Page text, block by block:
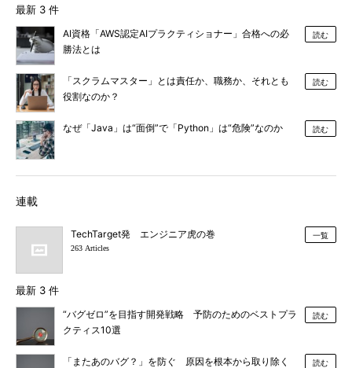
最新 3 件
AI資格「AWS認定AIプラクティショナー」合格への必
勝法とは
読む
「スクラムマスター」とは責任か、職務か、それとも
役割なのか？
読む
なぜ「Java」は“面倒”で「Python」は“危険”なのか 読む
連載
TechTarget発 エンジニア虎の巻
263 Articles
一覧
最新 3 件
“バグゼロ”を目指す開発戦略 予防のためのベストプラ
クティス10選
読む
「またあのバグ？」を防ぐ 原因を根本から取り除く
読む